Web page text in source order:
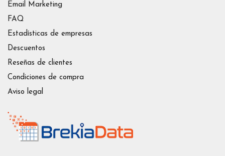
Email Marketing
FAQ
Estadísticas de empresas
Descuentos
Reseñas de clientes
Condiciones de compra
Aviso legal